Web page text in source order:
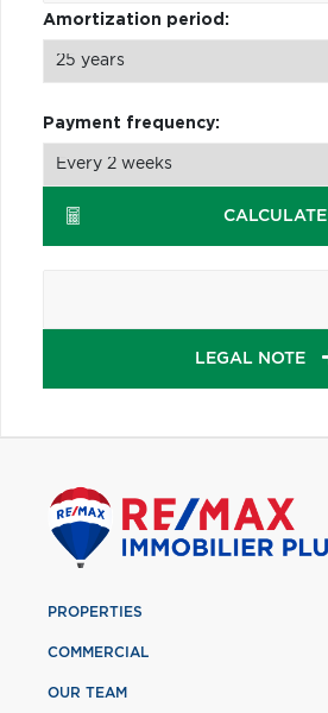
Amortization period:
Payment frequency:
CALCULATE
LEGAL NOTE
PROPERTIES
COMMERCIAL
OUR TEAM